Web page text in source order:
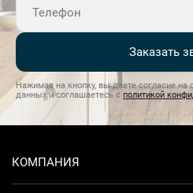
Заказать
Нажимая на кнопку, вы даете согласие на
данных и соглашаетесь с политикой
КОМПАНИЯ